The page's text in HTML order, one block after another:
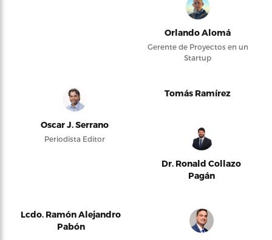
Orlando Alomá
Gerente de Proyectos en un
Startup
Oscar J. Serrano
Periodista Editor
Tomás Ramírez
Dr. Ronald Collazo
Pagán
Lcdo. Ramón Alejandro
Pabón